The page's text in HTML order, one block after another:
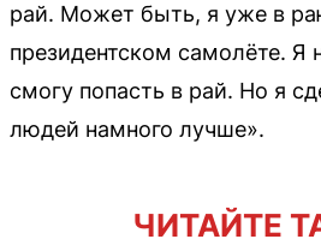
рай. Может быть, я уже в
президентском самолёте. Я
смогу попасть в рай. Но я
людей намного лучше».
ЧИТАЙТЕ